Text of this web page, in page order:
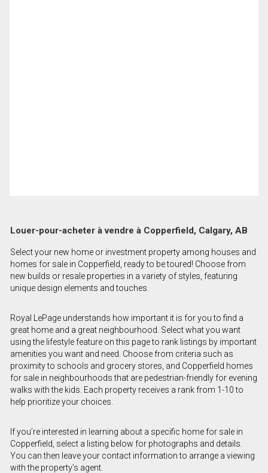
Louer-pour-acheter à vendre à Copperfield, Calgary, AB
Select your new home or investment property among houses and
homes for sale in Copperfield, ready to be toured! Choose from
new builds or resale properties in a variety of styles, featuring
unique design elements and touches.
Royal LePage understands how important it is for you to find a
great home and a great neighbourhood. Select what you want
using the lifestyle feature on this page to rank listings by important
amenities you want and need. Choose from criteria such as
proximity to schools and grocery stores, and Copperfield homes
for sale in neighbourhoods that are pedestrian-friendly for evening
walks with the kids. Each property receives a rank from 1-10 to
help prioritize your choices.
If you’re interested in learning about a specific home for sale in
Copperfield, select a listing below for photographs and details.
You can then leave your contact information to arrange a viewing
with the property’s agent.